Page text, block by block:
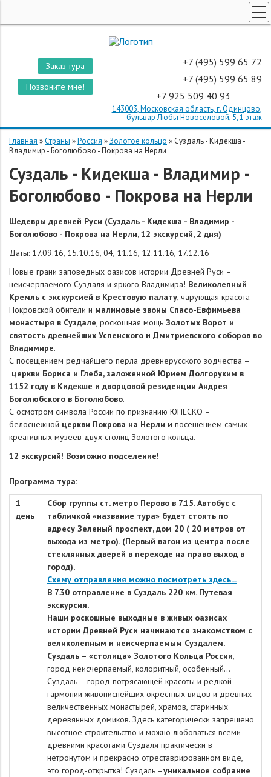
Заказ тура
Позвоните мне!
+7 (495) 599 65 72
+7 (495) 599 65 89
+7 925 509 40 93
143003, Московская область, г. Одинцово,
бульвар Любы Новоселовой, 5, 1 этаж
ТУРЫ ПО РОССИИ
ТУРЫ ДЛЯ ШКОЛЬНИКОВ
ПОИСК ТУРОВ
СТРАНЫ
О КОМПАНИИ
Главная »Страны »Россия »Золотое кольцо » Суздаль - Кидекша -
Владимир - Боголюбово - Покрова на Нерли
Суздаль - Кидекша - Владимир -
Боголюбово - Покрова на Нерли
Шедевры древней Руси (Суздаль - Кидекша - Владимир -
Боголюбово - Покрова на Нерли, 12 экскурсий, 2 дня)
Даты: 17.09.16, 15.10.16, 04, 11.16, 12.11.16, 17.12.16
Новые грани заповедных оазисов истории Древней Руси –
неисчерпаемого Суздаля и яркого Владимира! Великолепный
Кремль с экскурсией в Крестовую палату, чарующая красота
Покровской обители и малиновые звоны Спасо-Евфимьева
монастыря в Суздале, роскошная мощь Золотых Ворот и
святость древнейших Успенского и Дмитриевского соборов во
Владимире.
С посещением редчайшего перла древнерусского зодчества –
церкви Бориса и Глеба, заложенной Юрием Долгоруким в
1152 году в Кидекше и дворцовой резиденции Андрея
Боголюбского в Боголюбово.
С осмотром символа России по признанию ЮНЕСКО –
белоснежной церкви Покрова на Нерли и посещением самых
креативных музеев двух столиц Золотого кольца.
12 экскурсий! Возможно подселение!
Программа тура:
1
день
Сбор группы ст. метро Перово в 7.15. Автобус с
табличкой «название тура» будет стоять по
адресу Зеленый проспект, дом 20 ( 20 метров от
выхода из метро). (Первый вагон из центра после
стеклянных дверей в переходе на право выход в
город).
Схему отправления можно посмотреть здесь...
В 7.30 отправление в Суздаль 220 км. Путевая
экскурсия.
Наши роскошные выходные в живых оазисах
истории Древней Руси начинаются знакомством с
великолепным и неисчерпаемым Суздалем.
Суздаль – «столица» Золотого Кольца России,
город неисчерпаемый, колоритный, особенный…
Суздаль – город потрясающей красоты и редкой
гармонии живописнейших окрестных видов и древних
величественных монастырей, храмов, старинных
деревянных домиков. Здесь категорически запрещено
высотное строительство и можно любоваться всеми
древними красотами Суздаля практически в
нетронутом и прекрасно отреставрированном виде,
это город-открытка! Суздаль –уникальное собрание